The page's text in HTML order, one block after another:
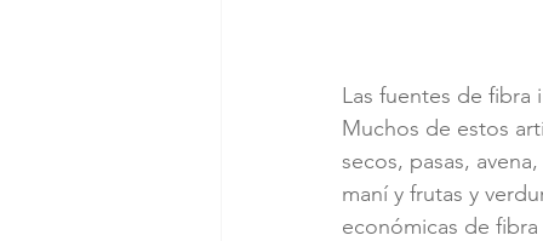
Las fuentes de fibra
Muchos de estos
secos, pasas,
maní y frutas y
económicas de